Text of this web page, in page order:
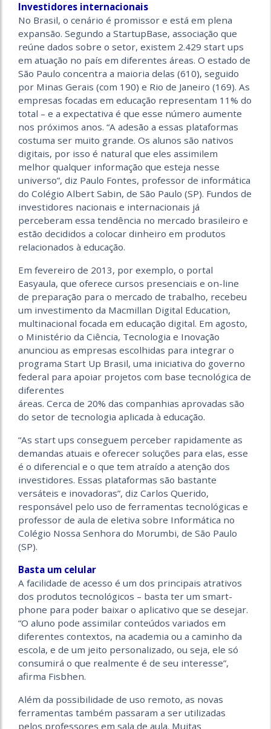
Investidores internacionais
No Brasil, o cenário é promissor e está em plena
expansão. Segundo a StartupBase, associação que
reúne dados sobre o setor, existem 2.429 start ups
em atuação no país em diferentes áreas. O estado de
São Paulo concentra a maioria delas (610), seguido
por Minas Gerais (com 190) e Rio de Janeiro (169). As
empresas focadas em educação representam 11% do
total – e a expectativa é que esse número aumente
nos próximos anos. “A adesão a essas plataformas
costuma ser muito grande. Os alunos são nativos
digitais, por isso é natural que eles assimilem
melhor qualquer informação que esteja nesse
universo”, diz Paulo Fontes, professor de informática
do Colégio Albert Sabin, de São Paulo (SP). Fundos de
investidores nacionais e internacionais já
perceberam essa tendência no mercado brasileiro e
estão decididos a colocar dinheiro em produtos
relacionados à educação.
Em fevereiro de 2013, por exemplo, o portal
Easyaula, que oferece cursos presenciais e on-line
de preparação para o mercado de trabalho, recebeu
um investimento da Macmillan Digital Education,
multinacional focada em educação digital. Em agosto,
o Ministério da Ciência, Tecnologia e Inovação
anunciou as empresas escolhidas para integrar o
programa Start Up Brasil, uma iniciativa do governo
federal para apoiar projetos com base tecnológica de
diferentes
áreas. Cerca de 20% das companhias aprovadas são
do setor de tecnologia aplicada à educação.
“As start ups conseguem perceber rapidamente as
demandas atua­is e oferecer soluções para elas, esse
é o diferencial e o que tem atraído a atenção dos
investidores. Essas plataformas são bastante
versáteis e inovadoras”, diz Carlos Querido,
responsável pelo uso de ferramentas tecnológicas e
professor de aula de eletiva sobre Informática no
Colégio Nossa Senhora do Morumbi, de São Paulo
(SP).
Basta um celular
A facilidade de acesso é um dos principais atrativos
dos produtos tecnológicos – basta ter um smart-
phone para poder baixar o aplicativo que se desejar.
“O aluno pode assimilar conteúdos variados em
diferentes contextos, na academia ou a caminho da
escola, e de um jeito personalizado, ou seja, ele só
consumirá o que realmente é de seu interesse”,
afirma Fisbhen.
Além da possibilidade de uso remoto, as novas
ferramentas também passaram a ser utilizadas
pelos professores em sala de aula. Muitas